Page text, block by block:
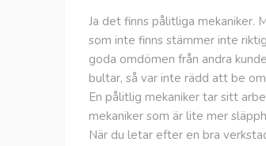
Ja det finns pålitliga mekaniker.
som inte finns stämmer inte
goda omdömen från andra
bultar, så var inte rädd att be
En pålitlig mekaniker tar sitt
mekaniker som är lite mer
När du letar efter en bra